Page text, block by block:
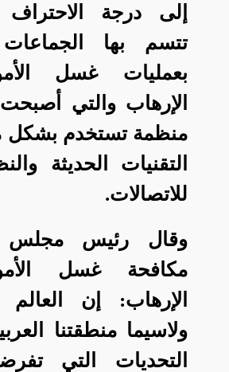
إلى درجة الاحتراف
تتسم بها
بعمليات غسل
الإرهاب والتي أصبحت
منظمة تستخدم بشكل
التقنيات الحديثة
للاتصالات.
وقال رئيس مجلس
مكافحة غسل
الإرهاب: إن العالم
ولاسيما منطقتنا
التحديات التي